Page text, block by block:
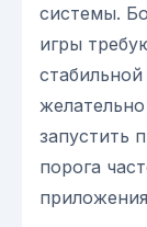
системы.
игры
запустить
порога